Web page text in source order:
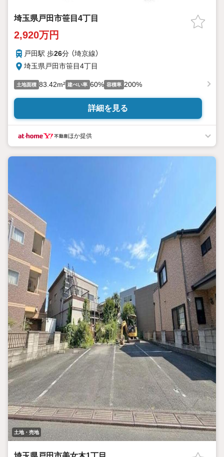
埼玉県戸田市笹目4丁目
2,920万円
戸田駅 歩26分 （埼京線）
埼玉県戸田市笹目4丁目
土地面積 83.42m² 建ぺい率 60% 容積率 200%
詳細を見る
ほか提供
土地・売地